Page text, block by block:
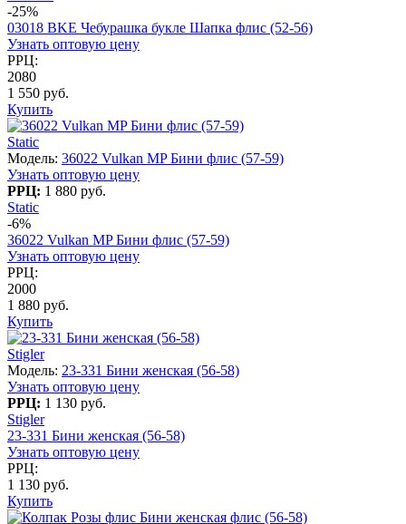
-25%
03018 BKE Чебурашка букле Шапка флис (52-56)
Узнать оптовую цену
РРЦ:
2080
1 550 руб.
Купить
Static
Модель: 36022 Vulkan MP Бини флис (57-59)
Узнать оптовую цену
РРЦ: 1 880 руб.
Static
-6%
36022 Vulkan MP Бини флис (57-59)
Узнать оптовую цену
РРЦ:
2000
1 880 руб.
Купить
Stigler
Модель: 23-331 Бини женская (56-58)
Узнать оптовую цену
РРЦ: 1 130 руб.
Stigler
23-331 Бини женская (56-58)
Узнать оптовую цену
РРЦ:
1 130 руб.
Купить